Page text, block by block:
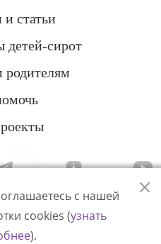
статьи
детей-сирот
с нашей
cookies (узнать
).